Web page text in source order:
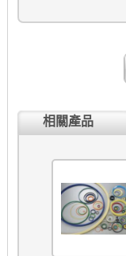
相關產品